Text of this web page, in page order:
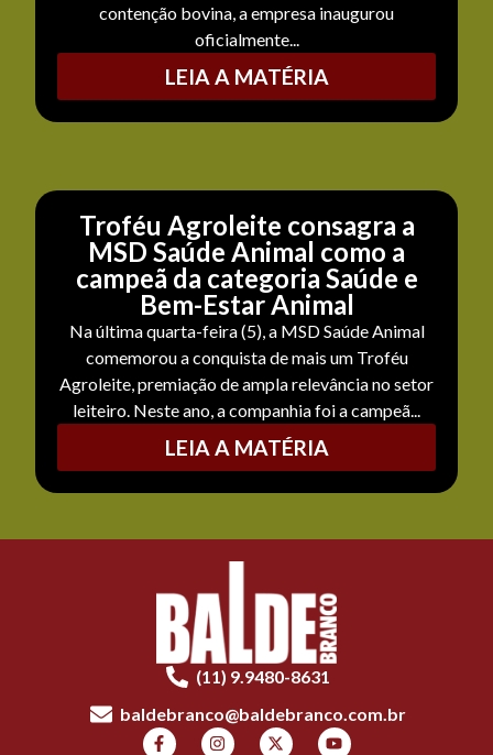
contenção bovina, a empresa inaugurou
oficialmente...
LEIA A MATÉRIA
Troféu Agroleite consagra a
MSD Saúde Animal como a
campeã da categoria Saúde e
Bem-Estar Animal
Na última quarta-feira (5), a MSD Saúde Animal
comemorou a conquista de mais um Troféu
Agroleite, premiação de ampla relevância no setor
leiteiro. Neste ano, a companhia foi a campeã...
LEIA A MATÉRIA
(11) 9.9480-8631
baldebranco@baldebranco.com.br